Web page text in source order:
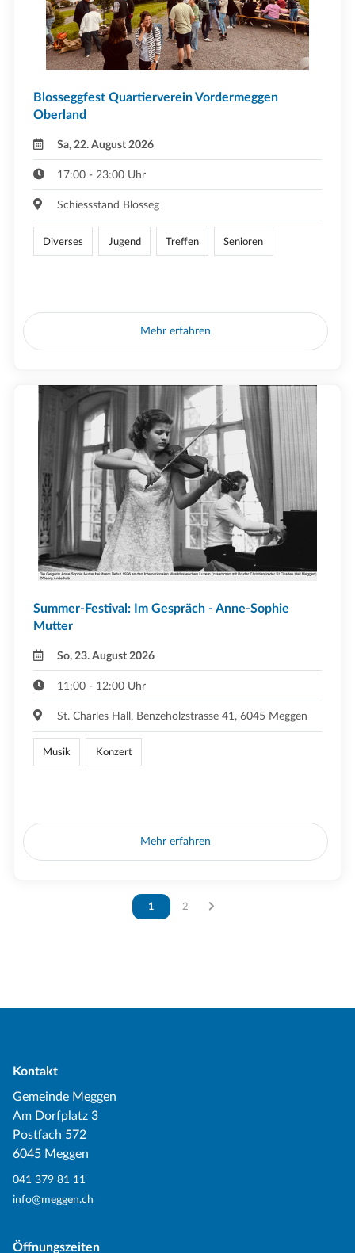
Blosseggfest Quartierverein Vordermeggen
Oberland
Sa, 22. August 2026
17:00 - 23:00 Uhr
Schiessstand Blosseg
Diverses Jugend Treffen Senioren
Mehr erfahren
Summer-Festival: Im Gespräch - Anne-Sophie
Mutter
So, 23. August 2026
11:00 - 12:00 Uhr
St. Charles Hall, Benzeholzstrasse 41, 6045 Meggen
Musik Konzert
Mehr erfahren
Vous êtes sur la page
1 Vous êtes sur la page
2
Kontakt
Gemeinde Meggen
Am Dorfplatz 3
Postfach 572
6045 Meggen
041 379 81 11
info@meggen.ch
Öffnungszeiten